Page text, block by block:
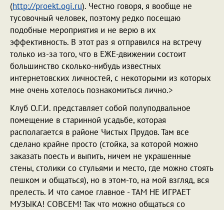
(http://proekt.ogi.ru). Честно говоря, я вообще не
тусовочный человек, поэтому редко посещаю
подобные мероприятия и не верю в их
эффективность. В этот раз я отправился на встречу
только из-за того, что в ЕЖЕ-движении состоит
большинство сколько-нибудь известных
интернетовских личностей, с некоторыми из которых
мне очень хотелось познакомиться лично.>
Клуб О.Г.И. представляет собой полуподвальное
помещение в старинной усадьбе, которая
располагается в районе Чистых Прудов. Там все
сделано крайне просто (стойка, за которой можно
заказать поесть и выпить, ничем не украшенные
стены, столики со стульями и место, где можно стоять
пешком и общаться), но в этом-то, на мой взгляд, вся
прелесть. И что самое главное - ТАМ НЕ ИГРАЕТ
МУЗЫКА! СОВСЕМ! Так что можно общаться со